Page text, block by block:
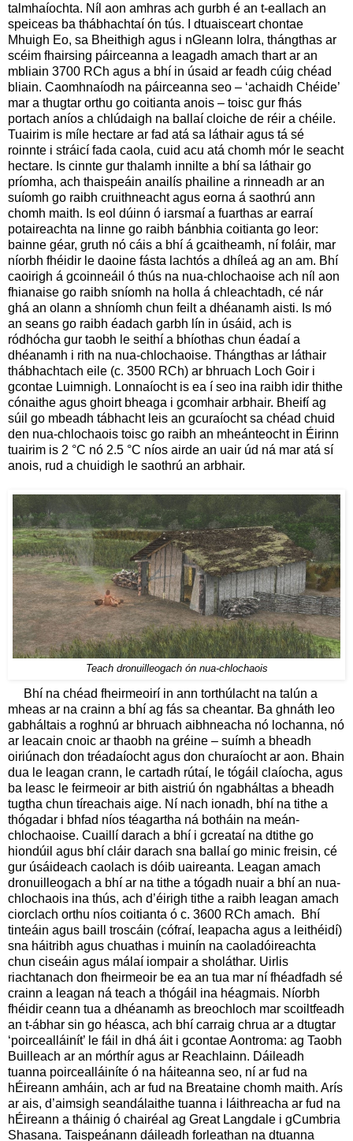
talmhaíochta. Níl aon amhras ach gurbh é an t‑eallach an
speiceas ba thábhachtaí ón tús. I dtuaisceart chontae
Mhuigh Eo, sa Bheithigh agus i nGleann Iolra, thángthas ar
scéim fhairsing páirceanna a leagadh amach thart ar an
mbliain 3700 RCh agus a bhí in úsaid ar feadh cúig chéad
bliain. Caomhnaíodh na páirceanna seo – ‘achaidh Chéide’
mar a thugtar orthu go coitianta anois – toisc gur fhás
portach aníos a chlúdaigh na ballaí cloiche de réir a chéile.
Tuairim is míle hectare ar fad atá sa láthair agus tá sé
roinnte i stráicí fada caola, cuid acu atá chomh mór le seacht
hectare. Is cinnte gur thalamh innilte a bhí sa láthair go
príomha, ach thaispeáin anailís phailine a rinneadh ar an
suíomh go raibh cruithneacht agus eorna á saothrú ann
chomh maith. Is eol dúinn ó iarsmaí a fuarthas ar earraí
potaireachta na linne go raibh bánbhia coitianta go leor:
bainne géar, gruth nó cáis a bhí á gcaitheamh, ní foláir, mar
níorbh fhéidir le daoine fásta lachtós a dhíleá ag an am. Bhí
caoirigh á gcoinneáil ó thús na nua-chlochaoise ach níl aon
fhianaise go raibh sníomh na holla á chleachtadh, cé nár
ghá an olann a shníomh chun feilt a dhéanamh aisti. Is mó
an seans go raibh éadach garbh lín in úsáid, ach is
ródhócha gur taobh le seithí a bhíothas chun éadaí a
dhéanamh i rith na nua-chlochaoise. Thángthas ar láthair
thábhachtach eile (c. 3500 RCh) ar bhruach Loch Goir i
gcontae Luimnigh. Lonnaíocht is ea í seo ina raibh idir thithe
cónaithe agus ghoirt bheaga i gcomhair arbhair. Bheifí ag
súil go mbeadh tábhacht leis an gcuraíocht sa chéad chuid
den nua-chlochaois toisc go raibh an mheánteocht in Éirinn
tuairim is 2 °C nó 2.5 °C níos airde an uair úd ná mar atá sí
anois, rud a chuidigh le saothrú an arbhair.
Teach dronuilleogach ón nua-chlochaois
Bhí na chéad fheirmeoirí in ann torthúlacht na talún a
mheas ar na crainn a bhí ag fás sa cheantar. Ba ghnáth leo
gabháltais a roghnú ar bhruach aibhneacha nó lochanna, nó
ar leacain cnoic ar thaobh na gréine – suímh a bheadh
oiriúnach don tréadaíocht agus don churaíocht ar aon. Bhain
dua le leagan crann, le cartadh rútaí, le tógáil claíocha, agus
ba leasc le feirmeoir ar bith aistriú ón ngabháltas a bheadh
tugtha chun tíreachais aige. Ní nach ionadh, bhí na tithe a
thógadar i bhfad níos téagartha ná botháin na meán-
chlochaoise. Cuaillí darach a bhí i gcreataí na dtithe go
hiondúil agus bhí cláir darach sna ballaí go minic freisin, cé
gur úsáideach caolach is dóib uaireanta. Leagan amach
dronuilleogach a bhí ar na tithe a tógadh nuair a bhí an nua-
chlochaois ina thús, ach d’éirigh tithe a raibh leagan amach
ciorclach orthu níos coitianta ó c. 3600 RCh amach. Bhí
tinteáin agus baill troscáin (cófraí, leapacha agus a leithéidí)
sna háitribh agus chuathas i muinín na caoladóireachta
chun ciseáin agus málaí iompair a sholáthar. Uirlis
riachtanach don fheirmeoir be ea an tua mar ní fhéadfadh sé
crainn a leagan ná teach a thógáil ina héagmais. Níorbh
fhéidir ceann tua a dhéanamh as breochloch mar scoiltfeadh
an t-ábhar sin go héasca, ach bhí carraig chrua ar a dtugtar
‘poircealláinít’ le fáil in dhá áit i gcontae Aontroma: ag Taobh
Builleach ar an mórthír agus ar Reachlainn. Dáileadh
tuanna poircealláiníte ó na háiteanna seo, ní ar fud na
hÉireann amháin, ach ar fud na Breataine chomh maith. Arís
ar ais, d’aimsigh seandálaithe tuanna i láithreacha ar fud na
hÉireann a tháinig ó chairéal ag Great Langdale i gCumbria
Shasana. Taispeánann dáileadh forleathan na dtuanna